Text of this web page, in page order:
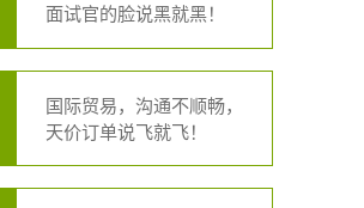
面试官的脸说黑就黑！
国际贸易，沟通不顺畅，
天价订单说飞就飞！